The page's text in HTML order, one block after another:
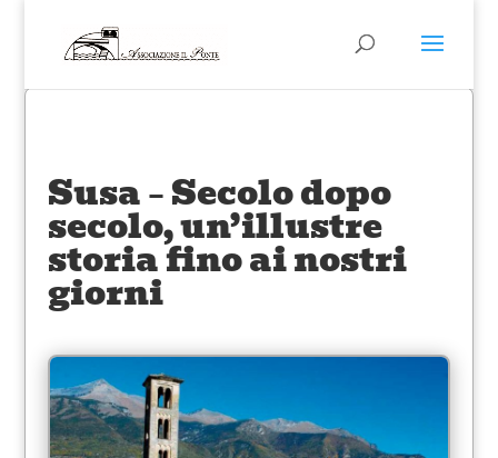
Susa – Secolo dopo
secolo, un’illustre
storia fino ai nostri
giorni